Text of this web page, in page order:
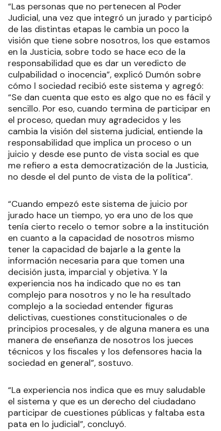
“Las personas que no pertenecen al Poder
Judicial, una vez que integró un jurado y participó
de las distintas etapas le cambia un poco la
visión que tiene sobre nosotros, los que estamos
en la Justicia, sobre todo se hace eco de la
responsabilidad que es dar un veredicto de
culpabilidad o inocencia”, explicó Dumón sobre
cómo l sociedad recibió este sistema y agregó:
“Se dan cuenta que esto es algo que no es fácil y
sencillo. Por eso, cuando termina de participar en
el proceso, quedan muy agradecidos y les
cambia la visión del sistema judicial, entiende la
responsabilidad que implica un proceso o un
juicio y desde ese punto de vista social es que
me refiero a esta democratización de la Justicia,
no desde el del punto de vista de la política”.
“Cuando empezó este sistema de juicio por
jurado hace un tiempo, yo era uno de los que
tenía cierto recelo o temor sobre a la institución
en cuanto a la capacidad de nosotros mismo
tener la capacidad de bajarle a la gente la
información necesaria para que tomen una
decisión justa, imparcial y objetiva. Y la
experiencia nos ha indicado que no es tan
complejo para nosotros y no le ha resultado
complejo a la sociedad entender figuras
delictivas, cuestiones constitucionales o de
principios procesales, y de alguna manera es una
manera de enseñanza de nosotros los jueces
técnicos y los fiscales y los defensores hacia la
sociedad en general”, sostuvo.
“La experiencia nos indica que es muy saludable
el sistema y que es un derecho del ciudadano
participar de cuestiones públicas y faltaba esta
pata en lo judicial”, concluyó.